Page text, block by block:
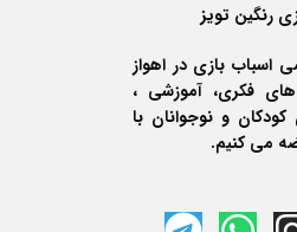
رنگین تویز
اسباب بازی در اهواز
فکری، آموزشی ،
و نوجوانان با
می کنیم.